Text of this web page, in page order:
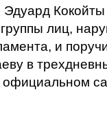
Кокойты
лиц,
и
в